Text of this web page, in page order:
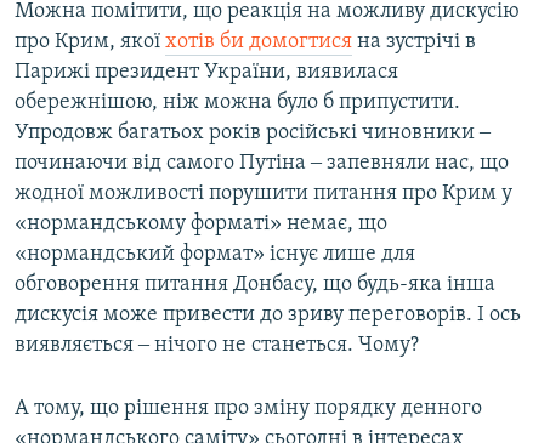
Можна помітити, що реакція на можливу дискусію
про Крим, якої хотів би домогтися на зустрічі в
Парижі президент України, виявилася
обережнішою, ніж можна було б припустити.
Упродовж багатьох років російські чиновники ‒
починаючи від самого Путіна ‒ запевняли нас, що
жодної можливості порушити питання про Крим у
«нормандському форматі» немає, що
«нормандський формат» існує лише для
обговорення питання Донбасу, що будь-яка інша
дискусія може привести до зриву переговорів. І ось
виявляється ‒ нічого не станеться. Чому?
А тому, що рішення про зміну порядку денного